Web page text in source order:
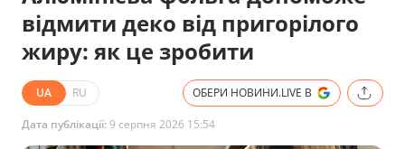
відмити деко від пригорілого
жиру: як це зробити
UA RU ОБЕРИ НОВИНИ.LIVE В
Дата публікації:9 серпня 2026 15:54